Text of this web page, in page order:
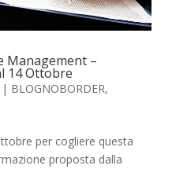
Management –
14 Ottobre
| BLOGNOBORDER,
per cogliere questa
proposta dalla